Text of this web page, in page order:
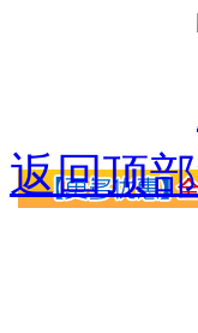
返回顶部